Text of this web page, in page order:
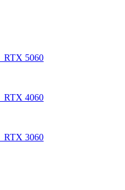
RTX 5060
RTX 4060
RTX 3060